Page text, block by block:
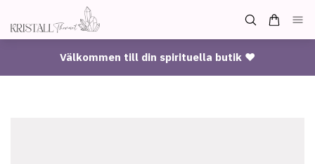
Välkommen till din spirituella butik ♥